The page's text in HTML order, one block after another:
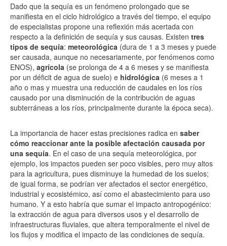
Dado que la sequía es un fenómeno prolongado que se
manifiesta en el ciclo hidrológico a través del tiempo, el equipo
de especialistas propone una reflexión más acertada con
respecto a la definición de sequía y sus causas. Existen tres
tipos de sequía: meteorológica (dura de 1 a 3 meses y puede
ser causada, aunque no necesariamente, por fenómenos como
ENOS), agrícola (se prolonga de 4 a 6 meses y se manifiesta
por un déficit de agua de suelo) e hidrológica (6 meses a 1
año o mas y muestra una reducción de caudales en los ríos
causado por una disminución de la contribución de aguas
subterráneas a los ríos, principalmente durante la época seca).
La importancia de hacer estas precisiones radica en saber
cómo reaccionar ante la posible afectación causada por
una sequía. En el caso de una sequía meteorológica, por
ejemplo, los impactos pueden ser poco visibles, pero muy altos
para la agricultura, pues disminuye la humedad de los suelos;
de igual forma, se podrían ver afectados el sector energético,
industrial y ecosistémico, así como el abastecimiento para uso
humano. Y a esto habría que sumar el impacto antropogénico:
la extracción de agua para diversos usos y el desarrollo de
infraestructuras fluviales, que altera temporalmente el nivel de
los flujos y modifica el impacto de las condiciones de sequía.